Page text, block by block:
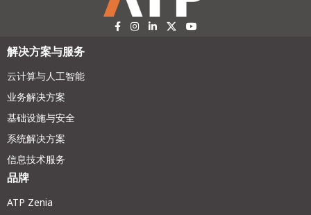
解决方案与服务
云计算与人工智能
业务解决方案
基础设施与安全
系统解决方案
信息技术服务
品牌
ATP Zenia